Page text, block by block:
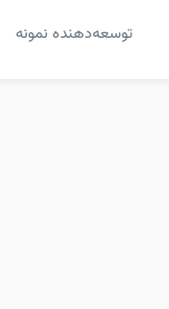
توسعه‌دهنده نمونه